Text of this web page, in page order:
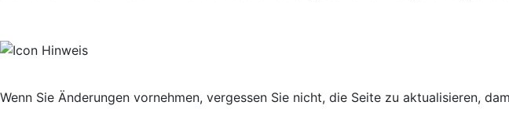
Wenn Sie Änderungen vornehmen, vergessen Sie nicht, die Seite zu aktualisieren,